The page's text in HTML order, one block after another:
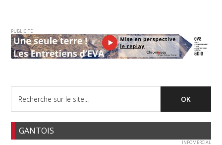
PUBLICITE
GANTOIS
INFOMERCIAL